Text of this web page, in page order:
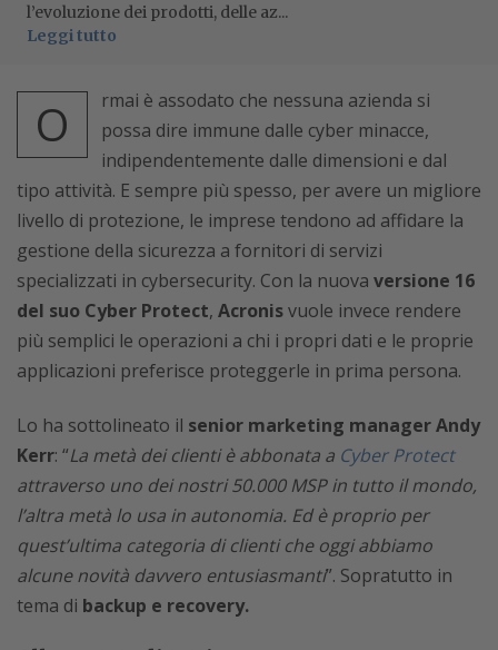
l’evoluzione dei prodotti, delle az...
Leggi tutto
O
rmai è assodato che nessuna azienda si
possa dire immune dalle cyber minacce,
indipendentemente dalle dimensioni e dal
tipo attività. E sempre più spesso, per avere un migliore
livello di protezione, le imprese tendono ad affidare la
gestione della sicurezza a fornitori di servizi
specializzati in cybersecurity. Con la nuova versione 16
del suo Cyber Protect, Acronisvuole invece rendere
più semplici le operazioni a chi i propri dati e le proprie
applicazioni preferisce proteggerle in prima persona.
Lo ha sottolineato il senior marketing manager Andy
Kerr: “La metà dei clienti è abbonata a Cyber Protect
attraverso uno dei nostri 50.000 MSP in tutto il mondo,
l’altra metà lo usa in autonomia. Ed è proprio per
quest’ultima categoria di clienti che oggi abbiamo
alcune novità davvero entusiasmanti”. Sopratutto in
tema di backup e recovery.